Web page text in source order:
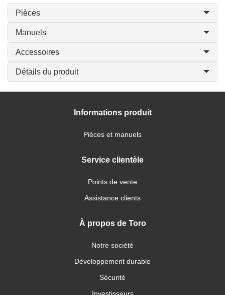
Pièces
Manuels
Accessoires
Détails du produit
Informations produit
Pièces et manuels
Service clientèle
Points de vente
Assistance clients
À propos de Toro
Notre société
Développement durable
Sécurité